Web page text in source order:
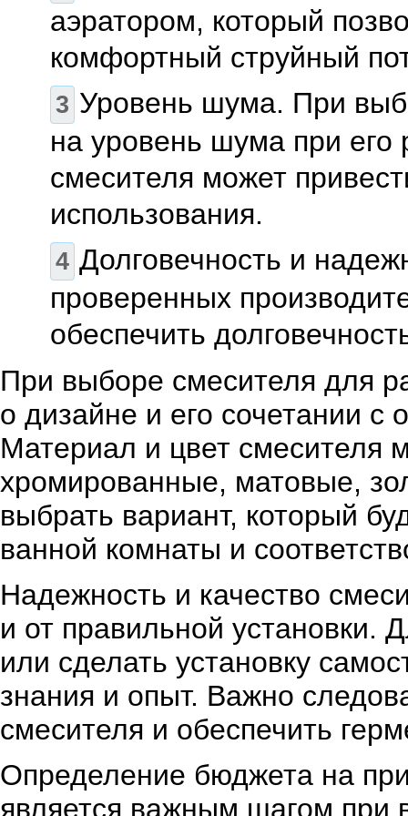
аэратором, который
комфортный струйный
Уровень шума. При
на уровень шума при его
смесителя может
использования.
Долговечность и
проверенных
обеспечить
При выборе смесителя для
о дизайне и его сочетании
Материал и цвет смесителя
хромированные, матовые,
выбрать вариант, который
ванной комнаты и
Надежность и качество
и от правильной установки.
или сделать установку
знания и опыт. Важно
смесителя и обеспечить
Определение бюджета на
является важным шагом при